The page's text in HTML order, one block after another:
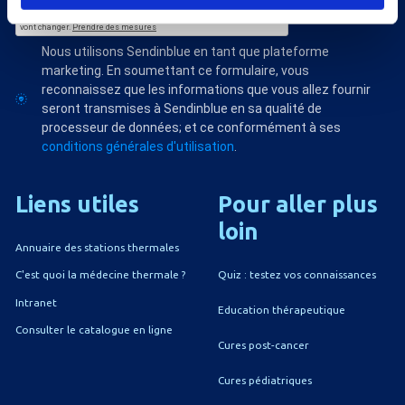
Nous utilisons Sendinblue en tant que plateforme
marketing. En soumettant ce formulaire, vous
reconnaissez que les informations que vous allez fournir
seront transmises à Sendinblue en sa qualité de
processeur de données; et ce conformément à ses
conditions générales d'utilisation
Liens utiles
Annuaire des stations thermales
C'est quoi la médecine thermale ?
Intranet
Consulter le catalogue en ligne
Pour aller plus
loin
Quiz : testez vos connaissances
Education thérapeutique
Cures post-cancer
Cures pédiatriques